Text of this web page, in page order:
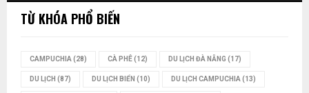
TỪ KHÓA PHỔ BIẾN
CAMPUCHIA (28) CÀ PHÊ(12) DU LỊCH ĐÀ NẴNG (17)
DU LỊCH (87) DU LỊCH BIỂN (10) DU LỊCH CAMPUCHIA (13)